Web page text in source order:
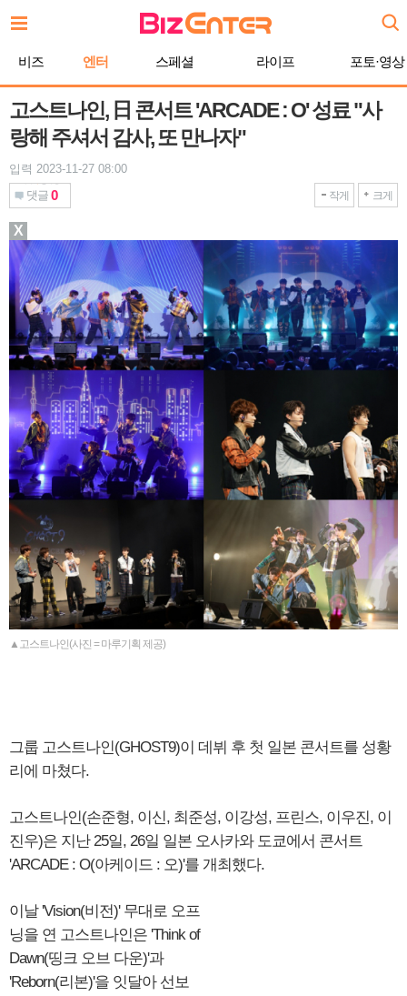
문
비즈 엔터 스페셜 라이프 포토·영상
고스트나인, 日 콘서트 'ARCADE : O' 성료 "사
랑해 주셔서 감사, 또 만나자"
입력 2023-11-27 08:00
댓글 0 작게 크게
▲고스트나인(사진 = 마루기획 제공)
그룹 고스트나인(GHOST9)이 데뷔 후 첫 일본 콘서트를 성황
리에 마쳤다.
고스트나인(손준형, 이신, 최준성, 이강성, 프린스, 이우진, 이
진우)은 지난 25일, 26일 일본 오사카와 도쿄에서 콘서트
'ARCADE : O(아케이드 : 오)'를 개최했다.
이날 'Vision(비전)' 무대로 오프
닝을 연 고스트나인은 'Think of
Dawn(띵크 오브 다운)'과
'Reborn(리본)'을 잇달아 선보
X